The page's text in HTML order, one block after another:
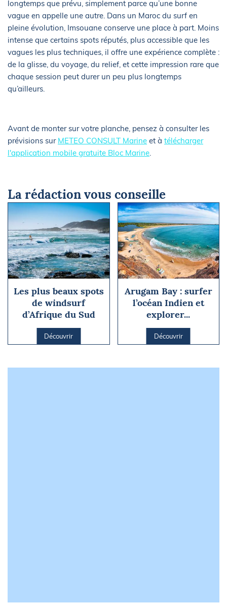
longtemps que prévu, simplement parce qu’une bonne
vague en appelle une autre. Dans un Maroc du surf en
pleine évolution, Imsouane conserve une place à part. Moins
intense que certains spots réputés, plus accessible que les
vagues les plus techniques, il offre une expérience complète :
de la glisse, du voyage, du relief, et cette impression rare que
chaque session peut durer un peu plus longtemps
qu’ailleurs.
Avant de monter sur votre planche, pensez à consulter les
prévisions sur METEO CONSULT Marine et à télécharger
l'application mobile gratuite Bloc Marine
La rédaction vous conseille
Les plus beaux spots
de windsurf
d’Afrique du Sud
Découvrir
Arugam Bay : surfer
l’océan Indien et
explorer...
Découvrir